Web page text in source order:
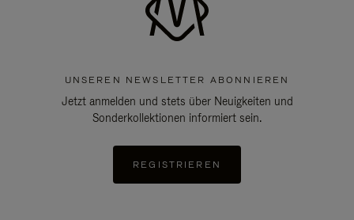
UNSEREN NEWSLETTER ABONNIEREN
Jetzt anmelden und stets über Neuigkeiten und
Sonderkollektionen informiert sein.
REGISTRIEREN